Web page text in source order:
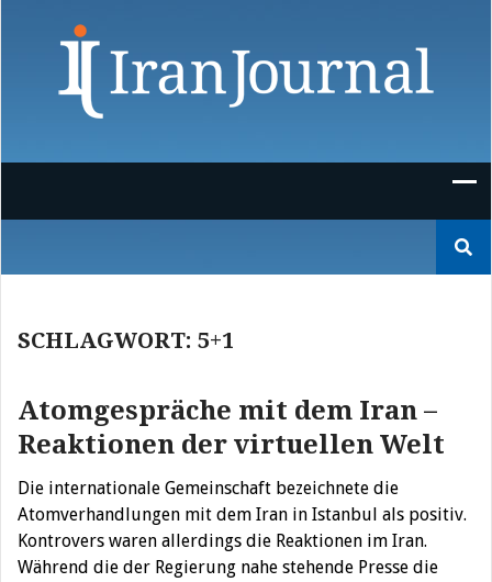
nach:
SCHLAGWORT: 5+1
Atomgespräche mit dem Iran –
Reaktionen der virtuellen Welt
Die internationale Gemeinschaft bezeichnete die
Atomverhandlungen mit dem Iran in Istanbul als positiv.
Kontrovers waren allerdings die Reaktionen im Iran.
Während die der Regierung nahe stehende Presse die